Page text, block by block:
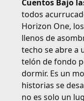
Cuentos Bajo
todos
Horizon One,
llenos de
techo se abre a
telón de fondo
dormir. Es un
historias se
no es solo un